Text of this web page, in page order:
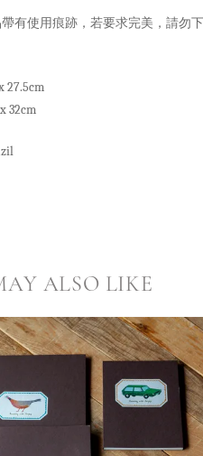
有使用痕跡，若要求完美，請勿
27.5cm
32cm
ALSO LIKE